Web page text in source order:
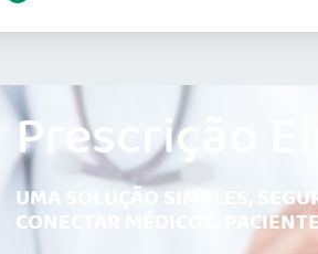
Prescrição
UMA SOLUÇÃO SIMPLES,
CONECTAR MÉDICOS,